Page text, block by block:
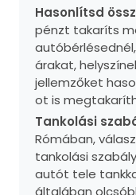
Hasonlítsd
pénzt takaríts
árakat,
jellemzőket
ot is
Tankolási
Rómában,
tankolási
autót tele